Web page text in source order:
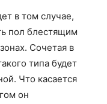
в том случае,
пол блестящим
Сочетая в
типа будет
Что касается
он